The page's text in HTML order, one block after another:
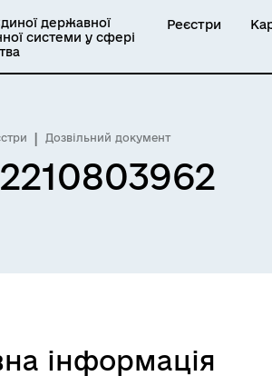
державної
системи у сфері
Реєстри
Дозвільний документ
інформація